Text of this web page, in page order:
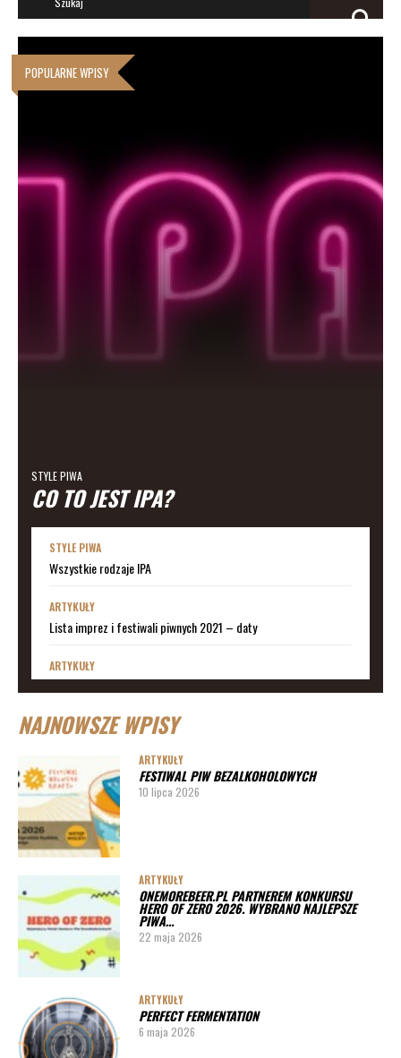
POPULARNE WPISY
STYLE PIWA
CO TO JEST IPA?
STYLE PIWA
Wszystkie rodzaje IPA
ARTYKUŁY
Lista imprez i festiwali piwnych 2021 – daty
ARTYKUŁY
Lista imprez i festiwali piwnych 2020 – daty
ARTYKUŁY
ARTYKUŁY
Lista imprez i festiwali piwnych 2020 – miasta
ARTYKUŁY
Pędy chmielu – danie ekskluzywne
PORADY
Jak działa instalacja do wyszynku piwa w barze
NAJNOWSZE WPISY
ARTYKUŁY
FESTIWAL PIW BEZALKOHOLOWYCH
10 lipca 2026
ARTYKUŁY
ONEMOREBEER.PL PARTNEREM KONKURSU
HERO OF ZERO 2026. WYBRANO NAJLEPSZE
PIWA…
22 maja 2026
ARTYKUŁY
PERFECT FERMENTATION
6 maja 2026